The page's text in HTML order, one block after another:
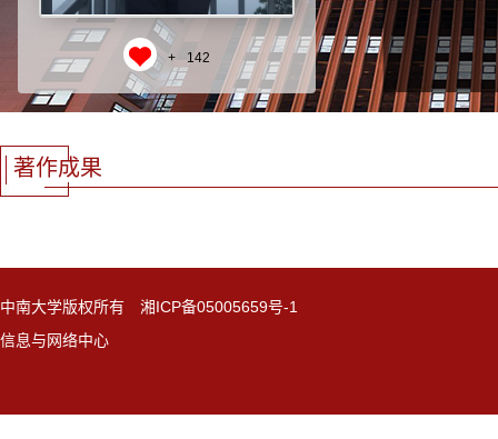
+ 142
著作成果
中南大学版权所有 湘ICP备05005659号-1
信息与网络中心